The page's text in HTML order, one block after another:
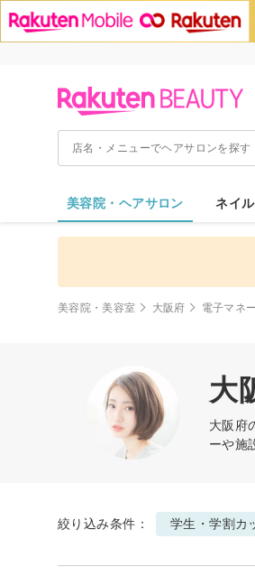
美容院・ヘアサロン ネイ
美容院・美容室 大阪府 電子マネ
大
大阪府
ーや施
絞り込み条件： 学生・学割カ